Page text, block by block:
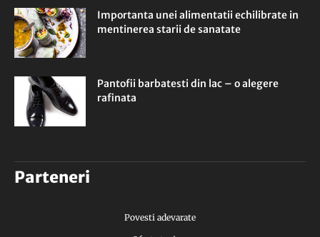
Importanta unei alimentatii echilibrate in
mentinerea starii de sanatate
Pantofii barbatesti din lac – o alegere
rafinata
Parteneri
Povesti adevarate